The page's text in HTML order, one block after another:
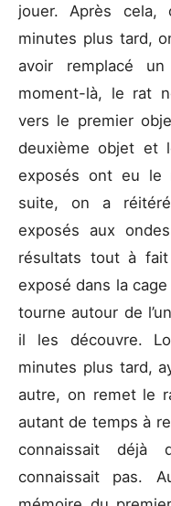
jouer. Après
minutes plus tard,
avoir remplacé
moment-là, le rat
vers le premier
deuxième objet et
exposés ont eu le
suite, on a
exposés aux
résultats tout à
exposé dans la
tourne autour de
il les découvre.
minutes plus tard,
autre, on remet le
autant de temps à
connaissait déjà
connaissait pas.